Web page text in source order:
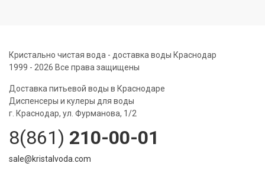
Кристально чистая вода - доставка воды Краснодар
1999 - 2026 Все права защищены
Доставка питьевой воды в Краснодаре
Диспенсеры и кулеры для воды
г. Краснодар, ул. Фурманова, 1/2
8(861) 210-00-01
sale@kristalvoda.com